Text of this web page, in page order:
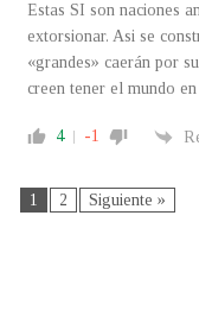
Estas SI son naciones
extorsionar. Asi se
«grandes» caerán por
creen tener el mundo en
4 -1
1 2 Siguiente »